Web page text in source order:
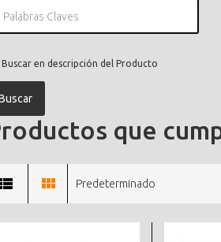
Buscar en descripción del Producto
que
Predeterminado